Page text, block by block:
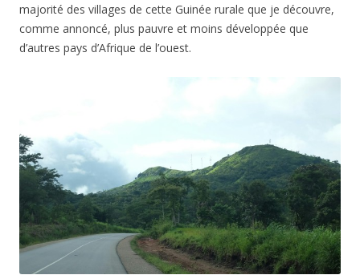
majorité des villages de cette Guinée rurale que je découvre,
comme annoncé, plus pauvre et moins développée que
d’autres pays d’Afrique de l’ouest.